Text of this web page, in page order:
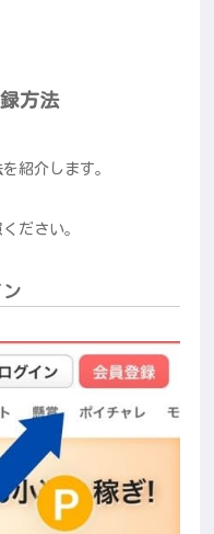
方法
紹介します。
ださい。
ン